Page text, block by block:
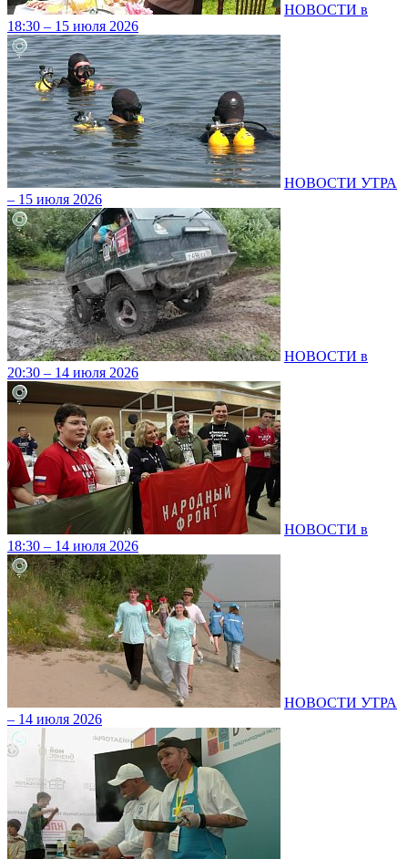
НОВОСТИ в
18:30 – 15 июля 2026
НОВОСТИ УТРА
– 15 июля 2026
НОВОСТИ в
20:30 – 14 июля 2026
НОВОСТИ в
18:30 – 14 июля 2026
НОВОСТИ УТРА
– 14 июля 2026